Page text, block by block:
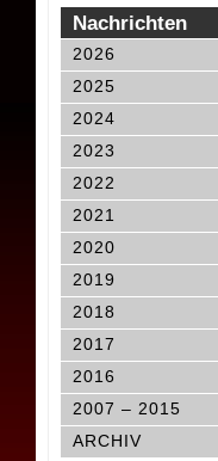
Nachrichten
2026
2025
2024
2023
2022
2021
2020
2019
2018
2017
2016
2007 – 2015
ARCHIV